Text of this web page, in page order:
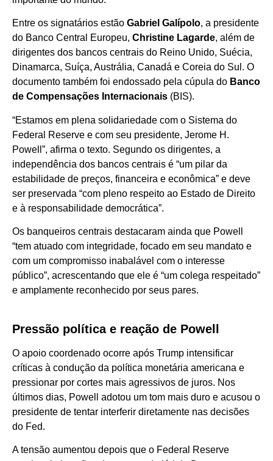
Entre os signatários estão Gabriel Galípolo, a presidente
do Banco Central Europeu, Christine Lagarde, além de
dirigentes dos bancos centrais do Reino Unido, Suécia,
Dinamarca, Suíça, Austrália, Canadá e Coreia do Sul. O
documento também foi endossado pela cúpula do Banco
de Compensações Internacionais (BIS).
“Estamos em plena solidariedade com o Sistema do
Federal Reserve e com seu presidente, Jerome H.
Powell”, afirma o texto. Segundo os dirigentes, a
independência dos bancos centrais é “um pilar da
estabilidade de preços, financeira e econômica” e deve
ser preservada “com pleno respeito ao Estado de Direito
e à responsabilidade democrática”.
Os banqueiros centrais destacaram ainda que Powell
“tem atuado com integridade, focado em seu mandato e
com um compromisso inabalável com o interesse
público”, acrescentando que ele é “um colega respeitado”
e amplamente reconhecido por seus pares.
Pressão política e reação de Powell
O apoio coordenado ocorre após Trump intensificar
críticas à condução da política monetária americana e
pressionar por cortes mais agressivos de juros. Nos
últimos dias, Powell adotou um tom mais duro e acusou o
presidente de tentar interferir diretamente nas decisões
do Fed.
A tensão aumentou depois que o Federal Reserve